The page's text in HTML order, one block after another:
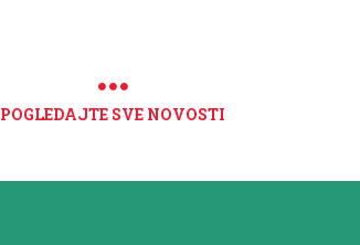
POGLEDAJTE SVE NOVOSTI